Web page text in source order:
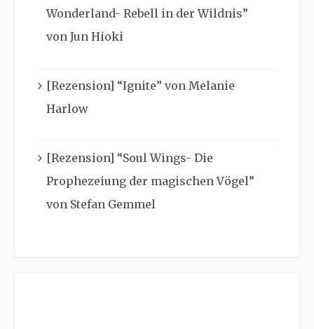
Wonderland- Rebell in der Wildnis”
von Jun Hioki
[Rezension] “Ignite” von Melanie
Harlow
[Rezension] “Soul Wings- Die
Prophezeiung der magischen Vögel”
von Stefan Gemmel